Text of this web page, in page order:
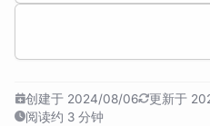
创建于 2024/08/06 更新于
阅读约 3 分钟